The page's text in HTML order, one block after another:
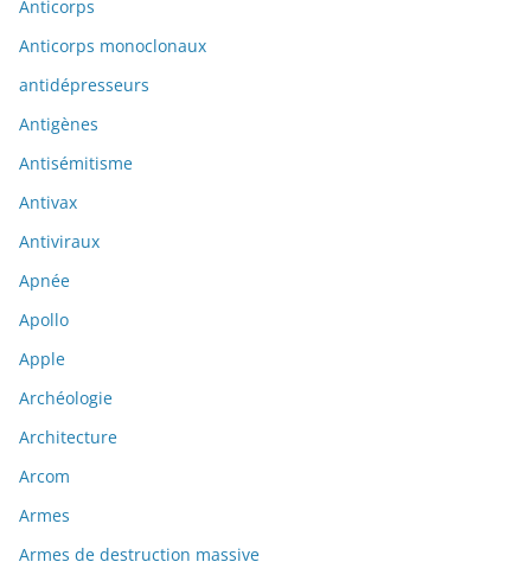
Anticorps
Anticorps monoclonaux
antidépresseurs
Antigènes
Antisémitisme
Antivax
Antiviraux
Apnée
Apollo
Apple
Archéologie
Architecture
Arcom
Armes
Armes de destruction massive